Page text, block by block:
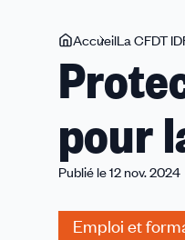
Vous
êtes
ici
AccueilLa CFDT
pour
Publié le 12 nov. 2024
Emploi et